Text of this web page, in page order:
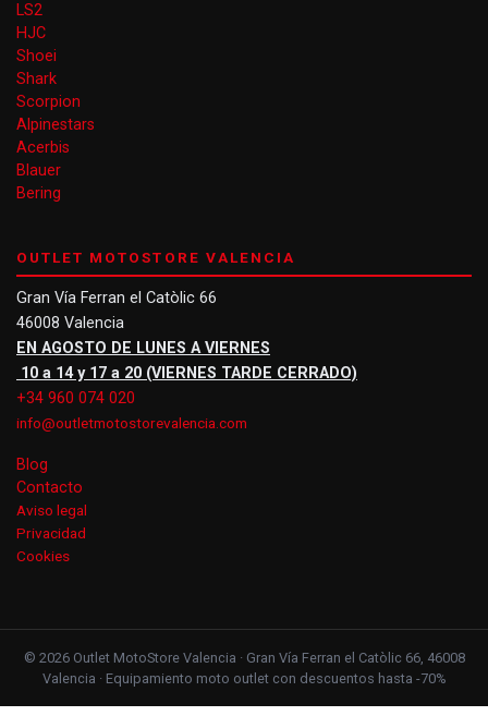
LS2
HJC
Shoei
Shark
Scorpion
Alpinestars
Acerbis
Blauer
Bering
OUTLET MOTOSTORE VALENCIA
Gran Vía Ferran el Catòlic 66
46008 Valencia
EN AGOSTO DE LUNES A VIERNES
10 a 14 y 17 a 20 (VIERNES TARDE CERRADO)
+34 960 074 020
info@outletmotostorevalencia.com
Blog
Contacto
Aviso legal
Privacidad
Cookies
© 2026 Outlet MotoStore Valencia · Gran Vía Ferran el Catòlic 66, 46008
Valencia · Equipamiento moto outlet con descuentos hasta -70%